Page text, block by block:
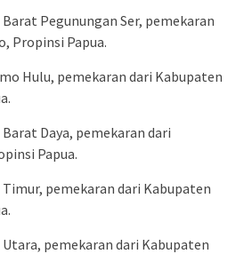
Pegunungan Ser, pemekaran
Propinsi Papua.
Hulu, pemekaran dari Kabupaten
Daya, pemekaran dari
Papua.
Timur, pemekaran dari Kabupaten
pemekaran dari Kabupaten